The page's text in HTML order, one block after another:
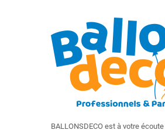
BALLONSDECO est à votre